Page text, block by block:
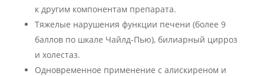
к другим компонентам препарата.
Тяжелые нарушения функции печени (более 9
баллов по шкале Чайлд-Пью), билиарный цирроз
и холестаз.
Одновременное применение с алискиреном и